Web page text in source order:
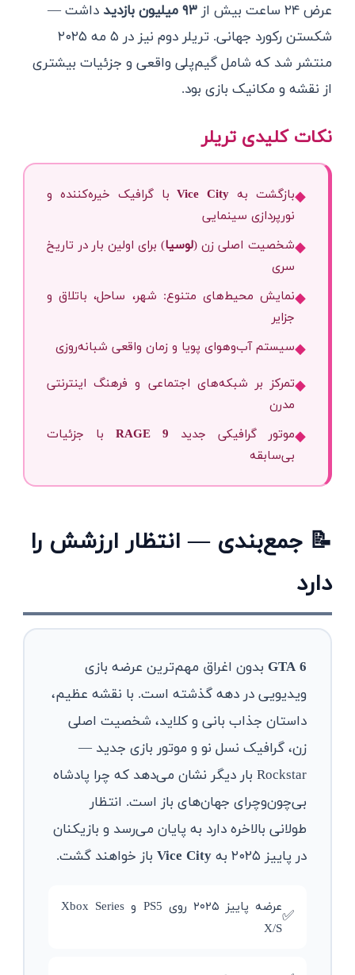
عرض ۲۴ ساعت بیش از
۹۳ میلیون بازدید
داشت —
شکستن رکورد جهانی. تریلر دوم نیز در ۵ مه ۲۰۲۵
منتشر شد که شامل گیم‌پلی واقعی و جزئیات بیشتری
از نقشه و مکانیک بازی بود.
نکات کلیدی تریلر
◆بازگشت به Vice Cityبا گرافیک خیره‌کننده و
نورپردازی سینمایی
◆شخصیت اصلی زن (لوسیا) برای اولین بار در تاریخ
سری
◆نمایش محیط‌های متنوع: شهر، ساحل، باتلاق و
جزایر
◆سیستم آب‌وهوای پویا و زمان واقعی شبانه‌روزی
◆تمرکز بر شبکه‌های اجتماعی و فرهنگ اینترنتی
مدرن
◆موتور گرافیکی جدید RAGE 9با جزئیات
بی‌سابقه
📝 جمع‌بندی — انتظار ارزشش را
دارد
GTA 6 بدون اغراق مهم‌ترین عرضه بازی
ویدیویی در دهه گذشته است. با نقشه عظیم،
داستان جذاب بانی و کلاید، شخصیت اصلی
زن، گرافیک نسل نو و موتور بازی جدید —
Rockstar بار دیگر نشان می‌دهد که چرا پادشاه
بی‌چون‌وچرای جهان‌های باز است. انتظار
طولانی بالاخره دارد به پایان می‌رسد و بازیکنان
در پاییز ۲۰۲۵ به
Vice City باز خواهند گشت.
✅
عرضه پاییز ۲۰۲۵ روی PS5 و Xbox Series
X/S